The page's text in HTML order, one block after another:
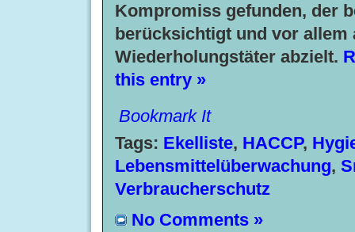
Kompromiss gefunden, der
berücksichtigt und vor allem
Wiederholungstäter abzielt.
this entry »
Bookmark It
Tags: Ekelliste, HACCP,
Lebensmittelüberwachung,
Verbraucherschutz
No Comments »